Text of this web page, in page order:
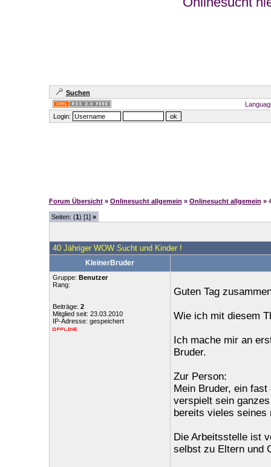
Suchen
Login:
Forum Übersicht » Onlinesucht allgemein » Onlinesucht allgemein »
Seiten: (1) [1] »
40 Jähriger WOW Sucht und Kinder !
KleinerBruder
Gruppe: Benutzer
Rang:
Beiträge: 2
Mitglied seit: 23.03.2010
IP-Adresse: gespeichert
Guten Tag
Wie ich mit diesem
Ich mache mir an
Bruder.
Zur Person:
Mein Bruder, ein
verspielt sein
bereits vieles seines
Die Arbeitsstelle ist
selbst zu Eltern und